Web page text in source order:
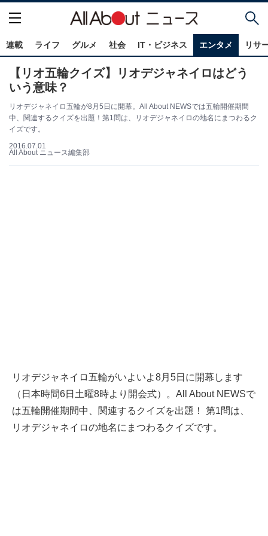
連載 ライフ グルメ 社会 IT・ビジネス エンタメ リサ
【リオ五輪クイズ】リオデジャネイロはどう
いう意味？
リオデジャネイロ五輪が8月5日に開幕。All About NEWSでは五輪開催期間
中、関連するクイズを出題！第1問は、リオデジャネイロの地名にまつわるク
イズです。
2016.07.01
All About ニュース編集部
リオデジャネイロ五輪がいよいよ8月5日に開幕します
（日本時間6日土曜8時より開会式）。All About NEWSで
は五輪開催期間中、関連するクイズを出題！ 第1問は、
リオデジャネイロの地名にまつわるクイズです。